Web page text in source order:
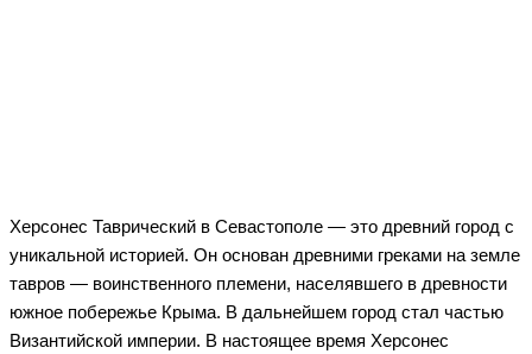
Херсонес Таврический в Севастополе — это древний город с
уникальной историей. Он основан древними греками на земле
тавров — воинственного племени, населявшего в древности
южное побережье Крыма. В дальнейшем город стал частью
Византийской империи. В настоящее время Херсонес